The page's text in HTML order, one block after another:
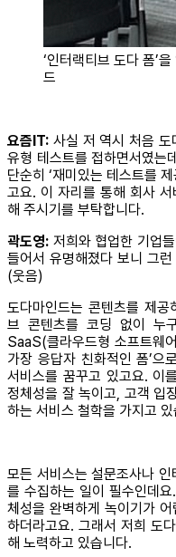
‘인터랙티브 도다 폼’
드
요즘IT: 사실 저 역시 처음
유형 테스트를 접하면서였는
단순히 ‘재미있는 테스트를
고요. 이 자리를 통해 회사
해 주시기를 부탁합니다.
곽도영: 저희와 협업한 기업
들어서 유명해졌다 보니 그
(웃음)
도다마인드는 콘텐츠를 제
브 콘텐츠를 코딩 없이 누
SaaS(클라우드형 소프트웨
가장 응답자 친화적인 폼’으
서비스를 꿈꾸고 있고요. 이
정체성을 잘 녹이고, 고객 입
하는 서비스 철학을 가지고
모든 서비스는 설문조사나
를 수집하는 일이 필수인데
체성을 완벽하게 녹이기가
하더라고요. 그래서 저희 도
해 노력하고 있습니다.